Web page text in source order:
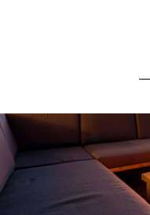
ホーム
HOME